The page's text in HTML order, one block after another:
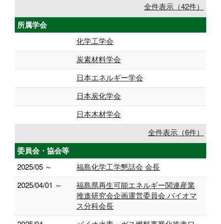
全件表示（42件）
所属学会
化学工学会
炭素材料学会
日本エネルギー学会
日本炭化学会
日本木材学会
全件表示（6件）
委員会・協会等
2025/05 ～
福島化学工学懇話会 会長
2025/04/01 ～
福島県再生可能エネルギー関連産業
推進研究会企画運営委員会 バイオマ
ス分科会長